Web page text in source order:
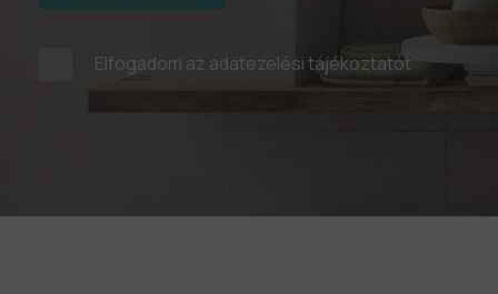
Elfogadom az adatezelési tájékoztatót